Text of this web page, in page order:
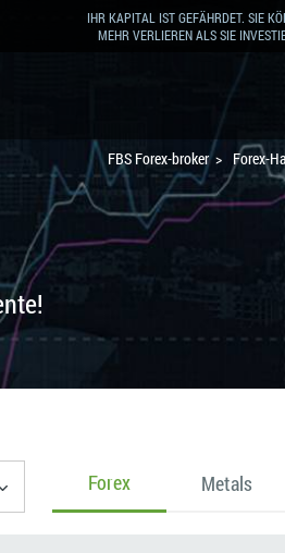
IHR KAPITAL IST GEFÄHRDET. SIE
MEHR VERLIEREN ALS SIE
FBS Forex-broker Forex-
Forex Metals